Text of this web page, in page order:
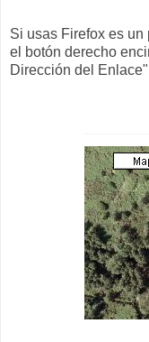
Si usas Firefox es
el botón derecho
Dirección del